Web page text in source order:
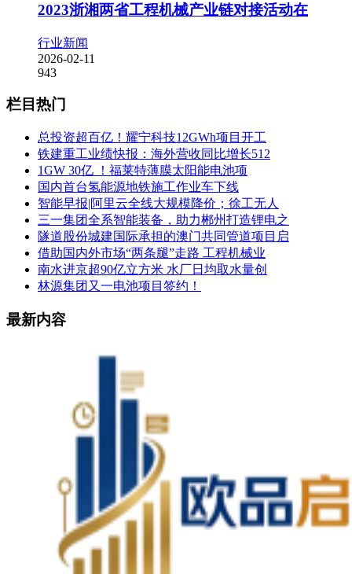
2023浙湘两省工程机械产业链对接活动在
行业新闻
2026-02-11
943
栏目热门
总投资超百亿！耀宁科技12GWh项目开工
铁建重工业绩快报：海外营收同比增长512
1GW 30亿 ！福莱特薄膜太阳能电池项
国内首台氢能源地铁施工作业车下线
智能早报|阿里云全线大规模降价；徐工无人
三一集团全系智能装备，助力郴州打造锂电之
隧道股份城建国际承担的澳门共同管道项目启
借助国内外市场“两条腿”走路 工程机械业
南水进京超90亿立方米 水厂日均取水量创
林源集团又一电池项目签约！
最新内容